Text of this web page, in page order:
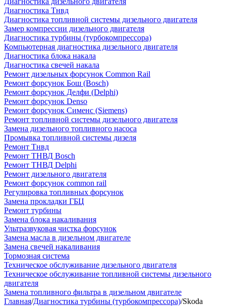
Диагностика Тнвд
Диагностика топливной системы дизельного двигателя
Замер компрессии дизельного двигателя
Диагностика турбины (турбокомпрессора)
Компьютерная диагностика дизельного двигателя
Диагностика блока накала
Диагностика свечей накала
Ремонт дизельных форсунок Common Rail
Ремонт форсунок Бош (Bosch)
Ремонт форсунок Делфи (Delphi)
Ремонт форсунок Denso
Ремонт форсунок Сименс (Siemens)
Ремонт топливной системы дизельного двигателя
Замена дизельного топливного насоса
Промывка топливной системы дизеля
Ремонт Тнвд
Ремонт ТНВД Bosch
Ремонт ТНВД Delphi
Ремонт дизельного двигателя
Ремонт форсунок common rail
Регулировка топливных форсунок
Замена прокладки ГБЦ
Ремонт турбины
Замена блока накаливания
Ультразвуковая чистка форсунок
Замена масла в дизельном двигателе
Замена свечей накаливания
Тормозная система
Техническое обслуживание дизельного двигателя
Техническое обслуживание топливной системы дизельного
двигателя
Замена топливного фильтра в дизельном двигателе
Главная/Диагностика турбины (турбокомпрессора)/Skoda